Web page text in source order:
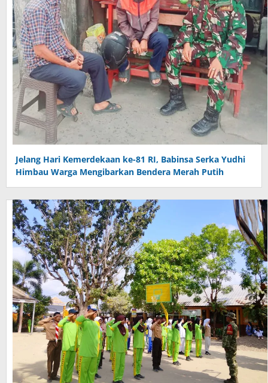
Jelang Hari Kemerdekaan ke-81 RI, Babinsa Serka Yudhi
Himbau Warga Mengibarkan Bendera Merah Putih